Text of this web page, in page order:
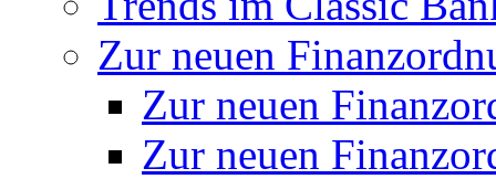
Zur neuen
Zur neuen
Zur neuen